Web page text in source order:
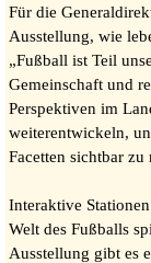
Für die
Ausstellung, wie
„Fußball ist Teil
Gemeinschaft und
Perspektiven im
weiterentwickeln,
Facetten sichtbar zu
Interaktive
Welt des Fußballs
Ausstellung gibt es